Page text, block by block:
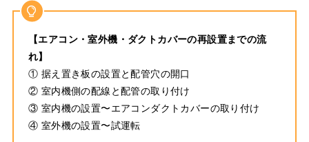
【エアコン・室外機・ダクトカバーの再設置までの流
れ】
① 据え置き板の設置と配管穴の開口
② 室内機側の配線と配管の取り付け
③ 室内機の設置〜エアコンダクトカバーの取り付け
④ 室外機の設置〜試運転